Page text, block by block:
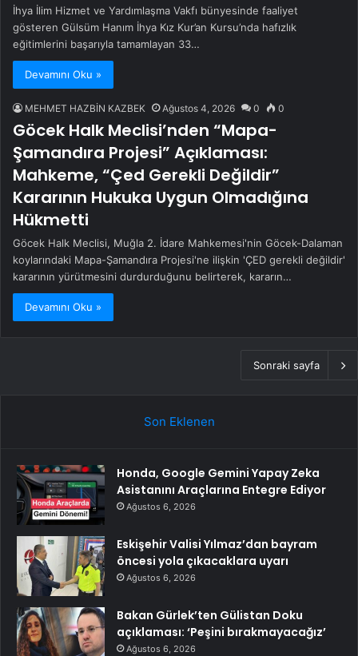
İhya İlim Hizmet ve Yardımlaşma Vakfı bünyesinde faaliyet
gösteren Gülsüm Hanım İhya Kız Kur’an Kursu’nda hafızlık
eğitimlerini başarıyla tamamlayan 33…
Devamını Oku »
MEHMET HAZBİN KAZBEK Ağustos 4, 2026 0 0
Göcek Halk Meclisi’nden “Mapa-
Şamandıra Projesi” Açıklaması:
Mahkeme, “Çed Gerekli Değildir”
Kararının Hukuka Uygun Olmadığına
Hükmetti
Göcek Halk Meclisi, Muğla 2. İdare Mahkemesi'nin Göcek-Dalaman
koylarındaki Mapa-Şamandıra Projesi'ne ilişkin 'ÇED gerekli değildir'
kararının yürütmesini durdurduğunu belirterek, kararın…
Devamını Oku »
Sonraki sayfa
Son Eklenen
Honda, Google Gemini Yapay Zeka
Asistanını Araçlarına Entegre Ediyor
Ağustos 6, 2026
Eskişehir Valisi Yılmaz’dan bayram
öncesi yola çıkacaklara uyarı
Ağustos 6, 2026
Bakan Gürlek’ten Gülistan Doku
açıklaması: ‘Peşini bırakmayacağız’
Ağustos 6, 2026